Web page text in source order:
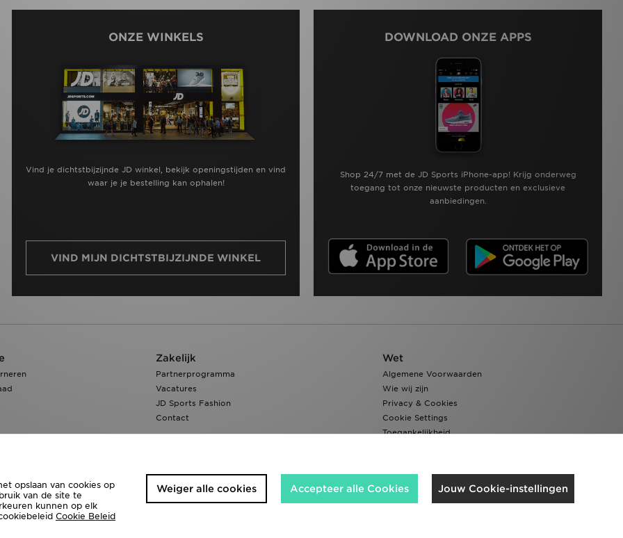
ONZE WINKELS
Vind je dichtstbijzijnde JD winkel, bekijk openingstijden en vind
waar je je bestelling kan ophalen!
VIND MIJN DICHTSTBIJZIJNDE WINKEL
DOWNLOAD ONZE APPS
Shop 24/7 met de JD Sports iPhone-app! Krijg onderweg
toegang tot onze nieuwste producten en exclusieve
aanbiedingen.
Zakelijk
Partnerprogramma
Vacatures
JD Sports Fashion
Contact
Wet
Algemene Voorwaarden
Wie wij zijn
Privacy & Cookies
Cookie Settings
Toegankelijkheid
Wij accepteren de volgende betaalmethoden
opslaan van cookies op
van de site te
kunnen op elk
Cookie Beleid
Jouw Cookie-instellingen
Accepteer alle Cookies
Weiger alle cookies